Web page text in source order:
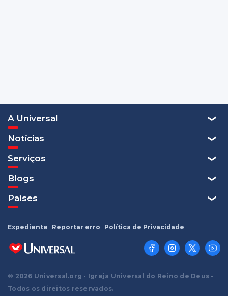
A Universal
Notícias
Serviços
Blogs
Países
© 2026 Universal.org - Igreja Universal do Reino de Deus -
Todos os direitos reservados.
Expediente Reportar erro Política de Privacidade